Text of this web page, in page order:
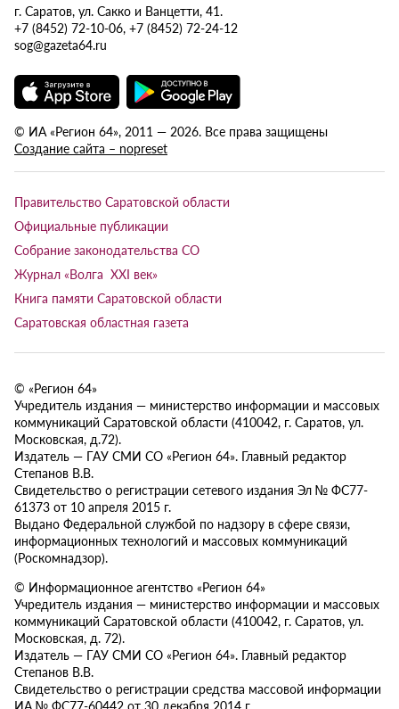
г. Саратов, ул. Сакко и Ванцетти, 41.
+7 (8452) 72-10-06, +7 (8452) 72-24-12
sog@gazeta64.ru
© ИА «Регион 64», 2011 — 2026. Все права защищены
Создание сайта – nopreset
Правительство Саратовской области
Официальные публикации
Собрание законодательства СО
Журнал «Волга XXI век»
Книга памяти Саратовской области
Саратовская областная газета
© «Регион 64»
Учредитель издания — министерство информации и массовых
коммуникаций Саратовской области (410042, г. Саратов, ул.
Московская, д.72).
Издатель — ГАУ СМИ СО «Регион 64». Главный редактор
Степанов В.В.
Свидетельство о регистрации сетевого издания Эл № ФС77-
61373 от 10 апреля 2015 г.
Выдано Федеральной службой по надзору в сфере связи,
информационных технологий и массовых коммуникаций
(Роскомнадзор).
© Информационное агентство «Регион 64»
Учредитель издания — министерство информации и массовых
коммуникаций Саратовской области (410042, г. Саратов, ул.
Московская, д. 72).
Издатель — ГАУ СМИ СО «Регион 64». Главный редактор
Степанов В.В.
Свидетельство о регистрации средства массовой информации
ИА № ФС77-60442 от 30 декабря 2014 г.